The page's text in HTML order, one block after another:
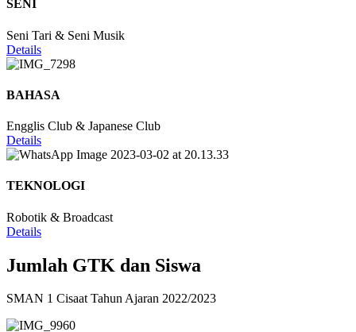
SENI
Seni Tari & Seni Musik
Details
BAHASA
Engglis Club & Japanese Club
Details
TEKNOLOGI
Robotik & Broadcast
Details
Jumlah GTK dan Siswa
SMAN 1 Cisaat Tahun Ajaran 2022/2023